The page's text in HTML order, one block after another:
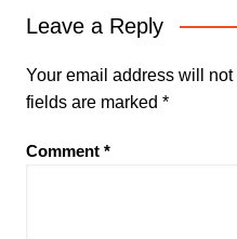
Leave a Reply
Your email address will
fields are marked *
Comment *